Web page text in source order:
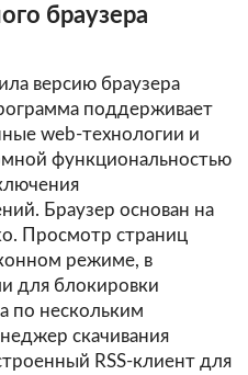
браузера
версию браузера
поддерживает
web-технологии и
функциональностью
Браузер основан на
Просмотр страниц
режиме, в
для блокировки
по нескольким
скачивания
RSS-клиент для